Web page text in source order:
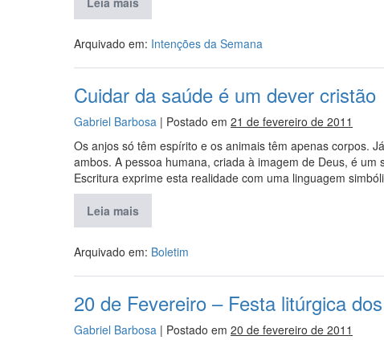
Arquivado em: Intenções da Semana
Cuidar da saúde é um dever cristão
Gabriel Barbosa | Postado em 21 de fevereiro de 2011
Os anjos só têm espírito e os animais têm apenas corpos.
ambos. A pessoa humana, criada à imagem de Deus, é
Escritura exprime esta realidade com uma linguagem
Leia mais
Arquivado em: Boletim
20 de Fevereiro – Festa litúrgica
Gabriel Barbosa | Postado em 20 de fevereiro de 2011